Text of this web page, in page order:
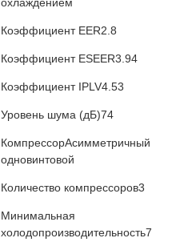
Коэффициент EER2.8
Коэффициент ESEER3.94
Коэффициент IPLV4.53
Уровень шума (дБ)74
КомпрессорАсимметричный
одновинтовой
Количество компрессоров3
Минимальная
холодопроизводительность7